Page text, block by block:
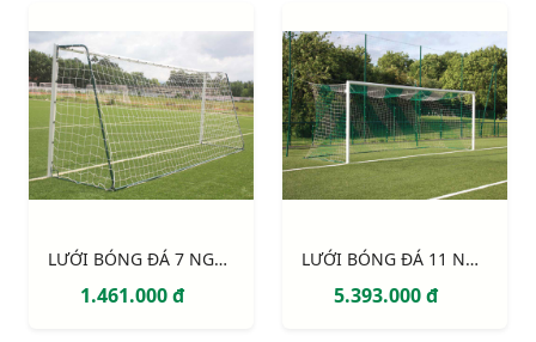
LƯỚI BÓNG ĐÁ 7 NGƯỜI SỢI 3MM, Ô 120MM S12762W
1.461.000 đ
LƯỚI BÓNG ĐÁ 11 NGƯỜI SỢI 4MM, Ô 120MM S12924W
5.393.000 đ